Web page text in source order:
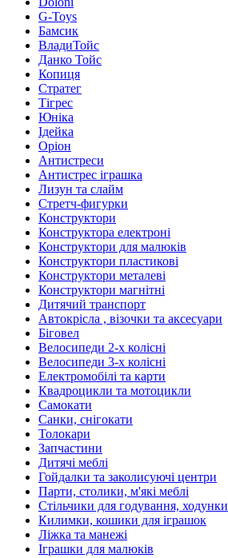
G-Toys
Бамсик
ВладиТойс
Данко Тойс
Копиця
Стратег
Тігрес
Юніка
Ідейка
Оріон
Антистреси
Антистрес іграшка
Лизун та слайм
Стретч-фигурки
Конструктори
Конструктора електроні
Конструктори для малюків
Конструктори пластикові
Конструктори металеві
Конструктори магнітні
Дитячий транспорт
Автокрісла , візочки та аксесуари
Біговел
Велосипеди 2-х колісні
Велосипеди 3-х колісні
Електромобілі та карти
Квадроцикли та мотоцикли
Самокати
Санки, снігокати
Толокари
Запчастини
Дитячі меблі
Гойдалки та заколисуючі центри
Парти, столики, м'які меблі
Стільчики для годування, ходунки
Килимки, кошики для іграшок
Ліжка та манежі
Іграшки для малюків